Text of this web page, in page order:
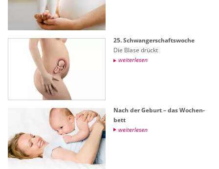
25. Schwan­ger­schafts­wo­che
Die Blase drückt
wei­ter­le­sen
Nach der Ge­burt – das Wo­chen­
bett
wei­ter­le­sen